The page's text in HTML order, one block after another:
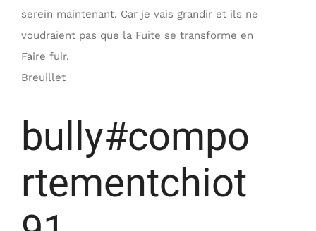
serein maintenant. Car je vais grandir et ils ne
voudraient pas que la Fuite se transforme en
Faire fuir.
Breuillet
bully#compo
rtementchiot